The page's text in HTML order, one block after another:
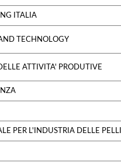
ITALIA
TECHNOLOGY
ATTIVITA' PRODUTIVE
PER L'INDUSTRIA DELLE PELLI